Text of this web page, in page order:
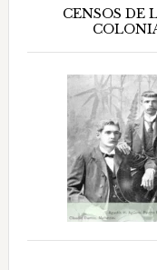
CENSOS DE